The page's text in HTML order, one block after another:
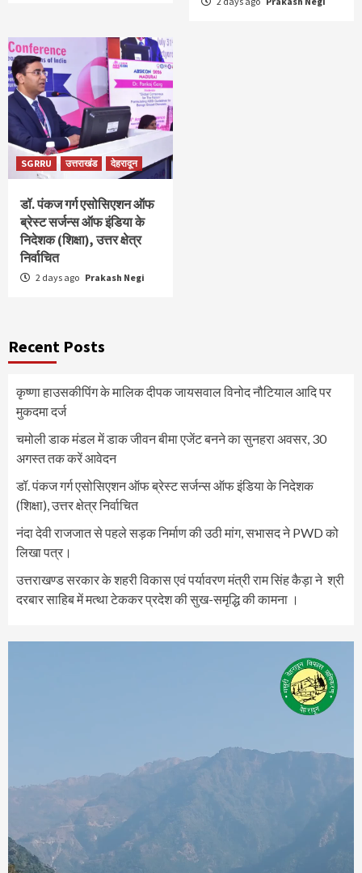
SGRRU उत्तराखंड देहरादून
डॉ. पंकज गर्ग एसोसिएशन ऑफ
ब्रेस्ट सर्जन्स ऑफ इंडिया के
निदेशक (शिक्षा), उत्तर क्षेत्र
निर्वाचित
2 days ago Prakash Negi
Recent Posts
कृष्णा हाउसकीपिंग के मालिक दीपक जायसवाल विनोद नौटियाल आदि पर
मुकदमा दर्ज
चमोली डाक मंडल में डाक जीवन बीमा एजेंट बनने का सुनहरा अवसर, 30
अगस्त तक करें आवेदन
डॉ. पंकज गर्ग एसोसिएशन ऑफ ब्रेस्ट सर्जन्स ऑफ इंडिया के निदेशक
(शिक्षा), उत्तर क्षेत्र निर्वाचित
नंदा देवी राजजात से पहले सड़क निर्माण की उठी मांग, सभासद ने PWD को
लिखा पत्र।
उत्तराखण्ड सरकार के शहरी विकास एवं पर्यावरण मंत्री राम सिंह कैड़ा ने श्री
दरबार साहिब में मत्था टेककर प्रदेश की सुख-समृद्धि की कामना ।